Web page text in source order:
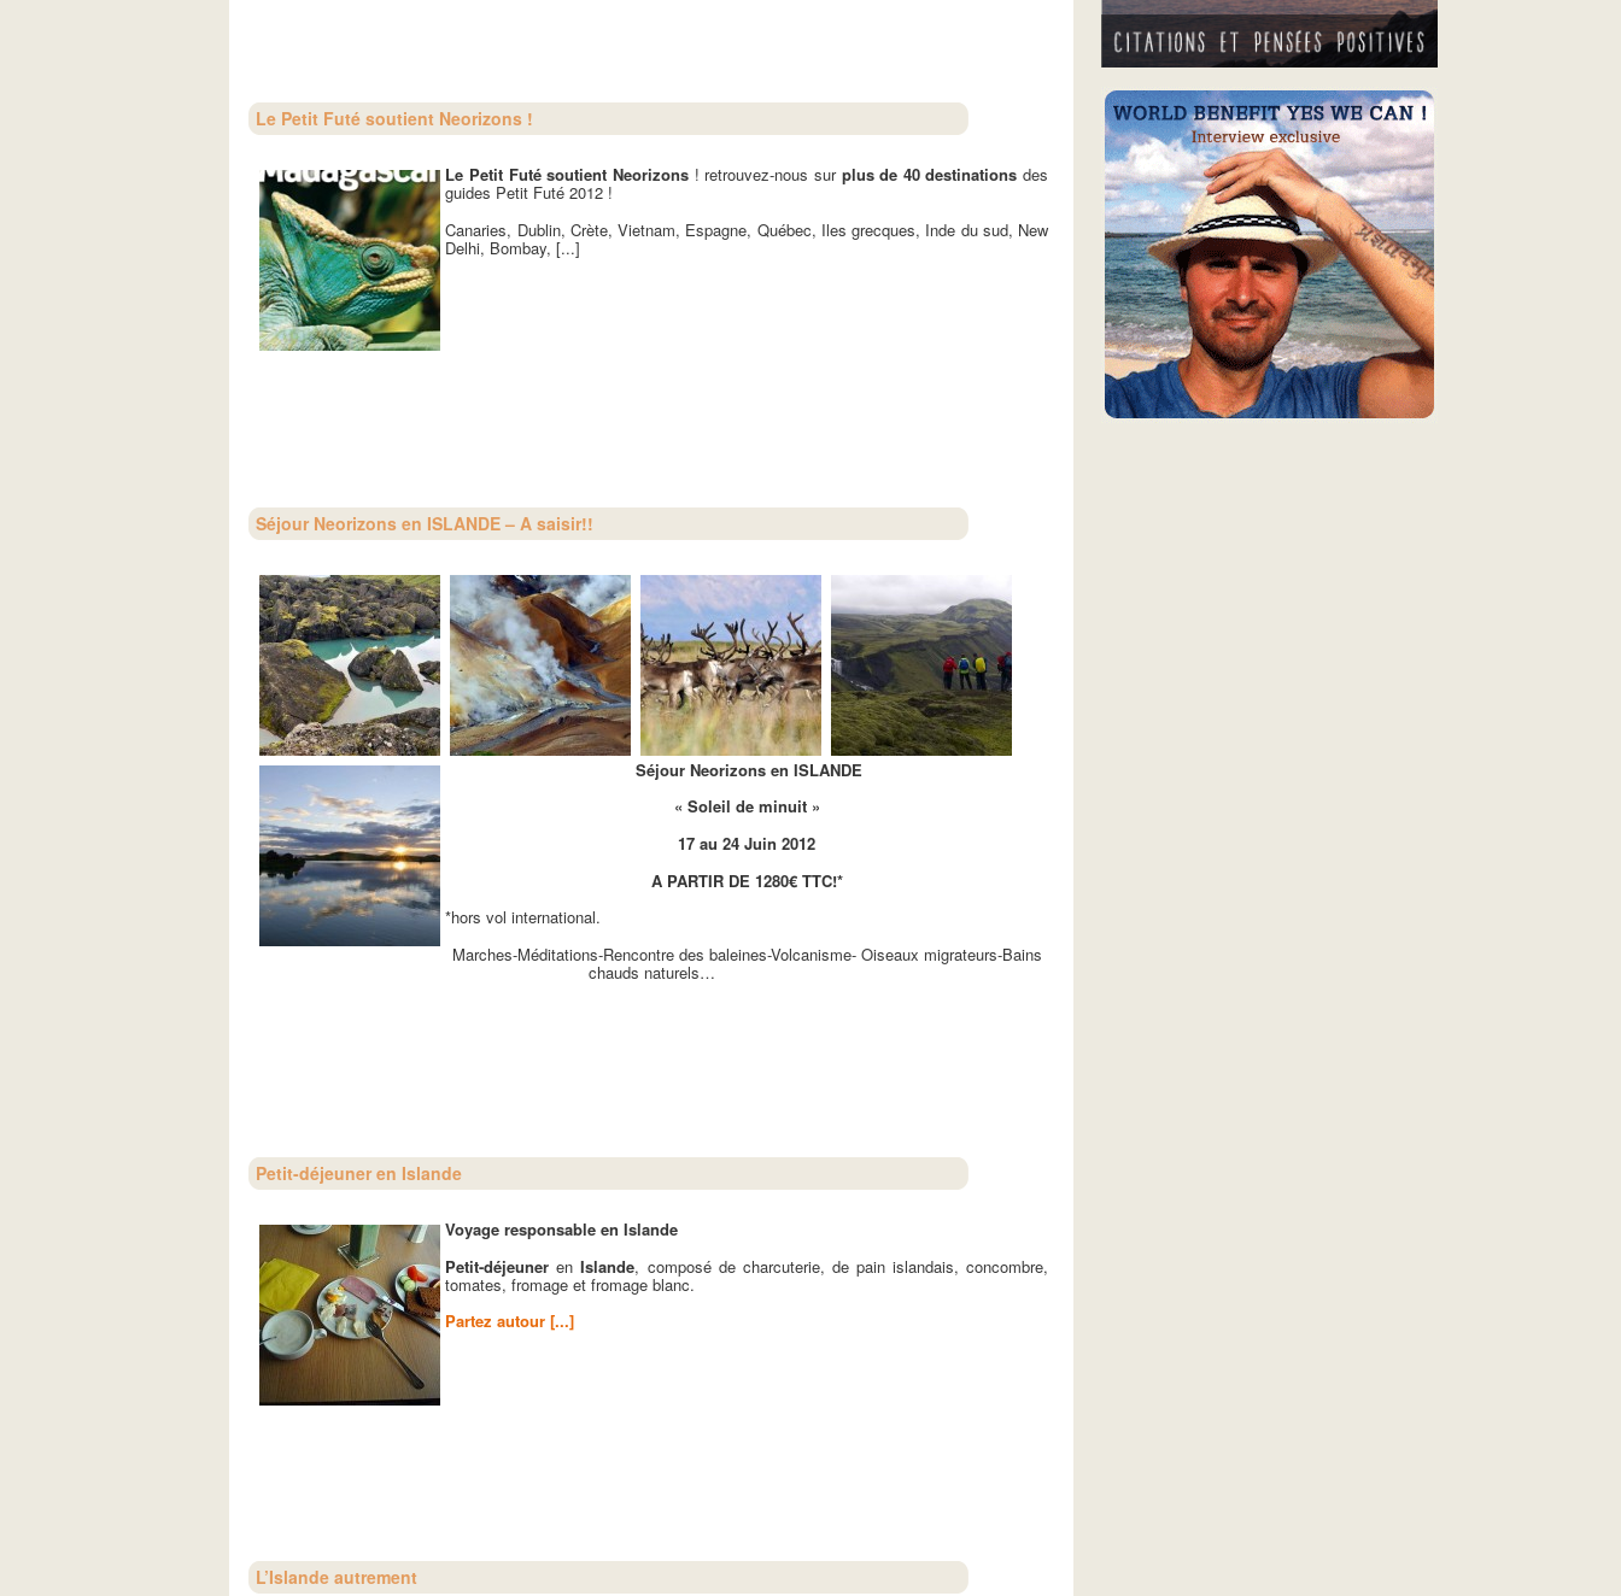
Le Petit Futé soutient Neorizons !
Le Petit Futé soutient Neorizons! retrouvez-nous sur plus de 40 destinations des
guides Petit Futé 2012 !
Canaries, Dublin, Crète, Vietnam, Espagne, Québec, Iles grecques, Inde du sud, New
Delhi, Bombay, [...]
Séjour Neorizons en ISLANDE – A saisir!!
Séjour Neorizons en ISLANDE
« Soleil de minuit »
17 au 24 Juin 2012
A PARTIR DE 1280€ TTC!*
*hors vol international.
Marches-Méditations-Rencontre des baleines-Volcanisme- Oiseaux migrateurs-Bains
chauds naturels…
Petit-déjeuner en Islande
Voyage responsable en Islande
Petit-déjeuner enIslande, composé de charcuterie, de pain islandais, concombre,
tomates, fromage et fromage blanc.
Partez autour [...]
L’Islande autrement